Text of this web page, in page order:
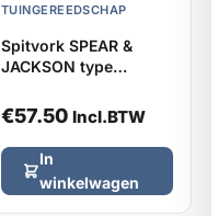
TUINGEREEDSCHAP
Spitvork SPEAR &
JACKSON type
totale lengte 105cm
€57.50 Incl.BTW
In
winkelwagen